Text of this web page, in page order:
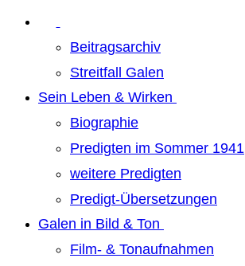
Beitragsarchiv
Streitfall Galen
Sein Leben & Wirken
Biographie
Predigten im Sommer 1941
weitere Predigten
Predigt-Übersetzungen
Galen in Bild & Ton
Film- & Tonaufnahmen